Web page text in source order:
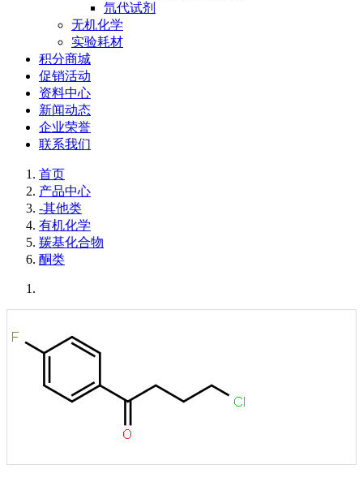
氘代试剂
无机化学
实验耗材
积分商城
促销活动
资料中心
新闻动态
企业荣誉
联系我们
首页
产品中心
-其他类
有机化学
羰基化合物
酮类